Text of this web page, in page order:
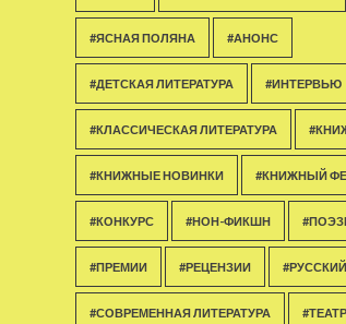
#ЯСНАЯ ПОЛЯНА #АНОНС
#ДЕТСКАЯ ЛИТЕРАТУРА #ИНТЕРВЬЮ
#КЛАССИЧЕСКАЯ ЛИТЕРАТУРА
#КНИЖНЫЕ НОВИНКИ #КНИЖНЫЙ
#КОНКУРС #НОН-ФИКШН
#ПРЕМИИ #РЕЦЕНЗИИ
#СОВРЕМЕННАЯ ЛИТЕРАТУРА #ТЕАТР